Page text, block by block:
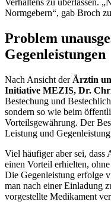
Verhaltens zu überlassen.
Normgebern“, gab Broch
Problem
Gegenleistungen
Nach Ansicht der Ärztin
Initiative MEZIS, Dr.
Bestechung und
sondern so wie beim
Vorteilsgewährung. Der
Leistung und
Viel häufiger aber sei, dass
einen Vorteil erhielten,
Die Gegenleistung erfolge
man nach einer Einladung
vorgestellte Medikament